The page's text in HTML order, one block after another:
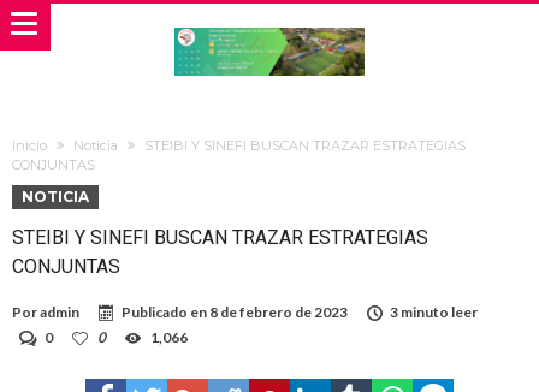
Inicio Noticia
STEIBI Y SINEFI BUSCAN TRAZAR ESTRATEGIAS
CONJUNTAS
NOTICIA
STEIBI Y SINEFI BUSCAN TRAZAR ESTRATEGIAS
CONJUNTAS
Poradmin Publicado en 8 de febrero de 2023
3 minuto leer
0
0 1,066